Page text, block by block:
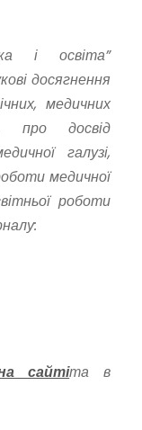
і освіта”
досягнення
медичних
про досвід
галузі,
медичної
роботи
сайтіта в